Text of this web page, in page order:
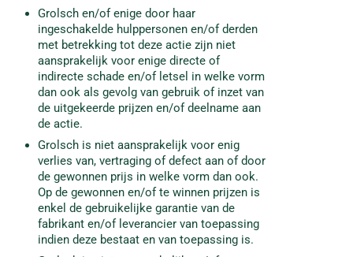
Grolsch en/of enige door haar
ingeschakelde hulppersonen en/of derden
met betrekking tot deze actie zijn niet
aansprakelijk voor enige directe of
indirecte schade en/of letsel in welke vorm
dan ook als gevolg van gebruik of inzet van
de uitgekeerde prijzen en/of deelname aan
de actie.
Grolsch is niet aansprakelijk voor enig
verlies van, vertraging of defect aan of door
de gewonnen prijs in welke vorm dan ook.
Op de gewonnen en/of te winnen prijzen is
enkel de gebruikelijke garantie van de
fabrikant en/of leverancier van toepassing
indien deze bestaat en van toepassing is.